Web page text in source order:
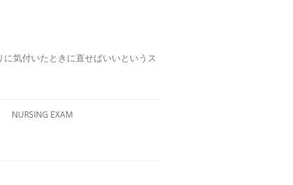
気付いたときに直せばいいというス
NURSING EXAM